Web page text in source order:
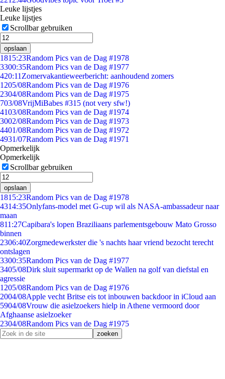
Leuke lijstjes
Leuke lijstjes
Scrollbar gebruiken
opslaan
1815:23Random Pics van de Dag #1978
3300:35Random Pics van de Dag #1977
420:11 Zomervakantieweerbericht: aanhoudend zomers
1205/08Random Pics van de Dag #1976
2304/08Random Pics van de Dag #1975
703/08VrijMiBabes #315 (not very sfw!)
4103/08Random Pics van de Dag #1974
3002/08Random Pics van de Dag #1973
4401/08Random Pics van de Dag #1972
4931/07Random Pics van de Dag #1971
Opmerkelijk
Opmerkelijk
Scrollbar gebruiken
opslaan
1815:23Random Pics van de Dag #1978
4314:35Onlyfans-model met G-cup wil als NASA-ambassadeur naar
maan
811:27Capibara's lopen Braziliaans parlementsgebouw Mato Grosso
binnen
2306:40Zorgmedewerkster die 's nachts haar vriend bezocht terecht
ontslagen
3300:35Random Pics van de Dag #1977
3405/08Dirk sluit supermarkt op de Wallen na golf van diefstal en
agressie
1205/08Random Pics van de Dag #1976
2004/08Apple vecht Britse eis tot inbouwen backdoor in iCloud aan
5904/08Vrouw die asielzoekers hielp in Athene vermoord door
Afghaanse asielzoeker
2304/08Random Pics van de Dag #1975